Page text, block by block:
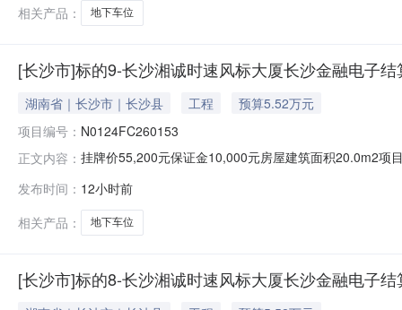
相关产品：
地下车位
[长沙市]标的9-长沙湘诚时速风标大厦长沙金融电子
湖南省｜长沙市｜长沙县 工程
预算5.52万元
项目编号： N0124FC260153
正文内容： 挂牌价55,200元保证金10,000元房屋建筑面积20.0m2项
心地下车位12号基本属性房屋建筑面积约（㎡）20.00
发布时间： 12小时前
相关产品：
地下车位
[长沙市]标的8-长沙湘诚时速风标大厦长沙金融电子